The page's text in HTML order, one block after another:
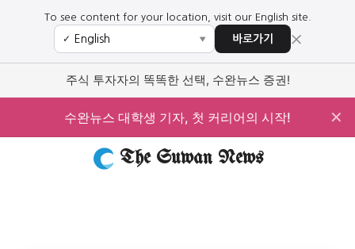
To see content for your location, visit our English site.
✓ ▼ 바로가기 ×
주식 투자자의 똑똑한 선택, 수완뉴스 증권!
수완뉴스 대학생 기자, 첫 커리어의 시작! ✕
The Suwan News